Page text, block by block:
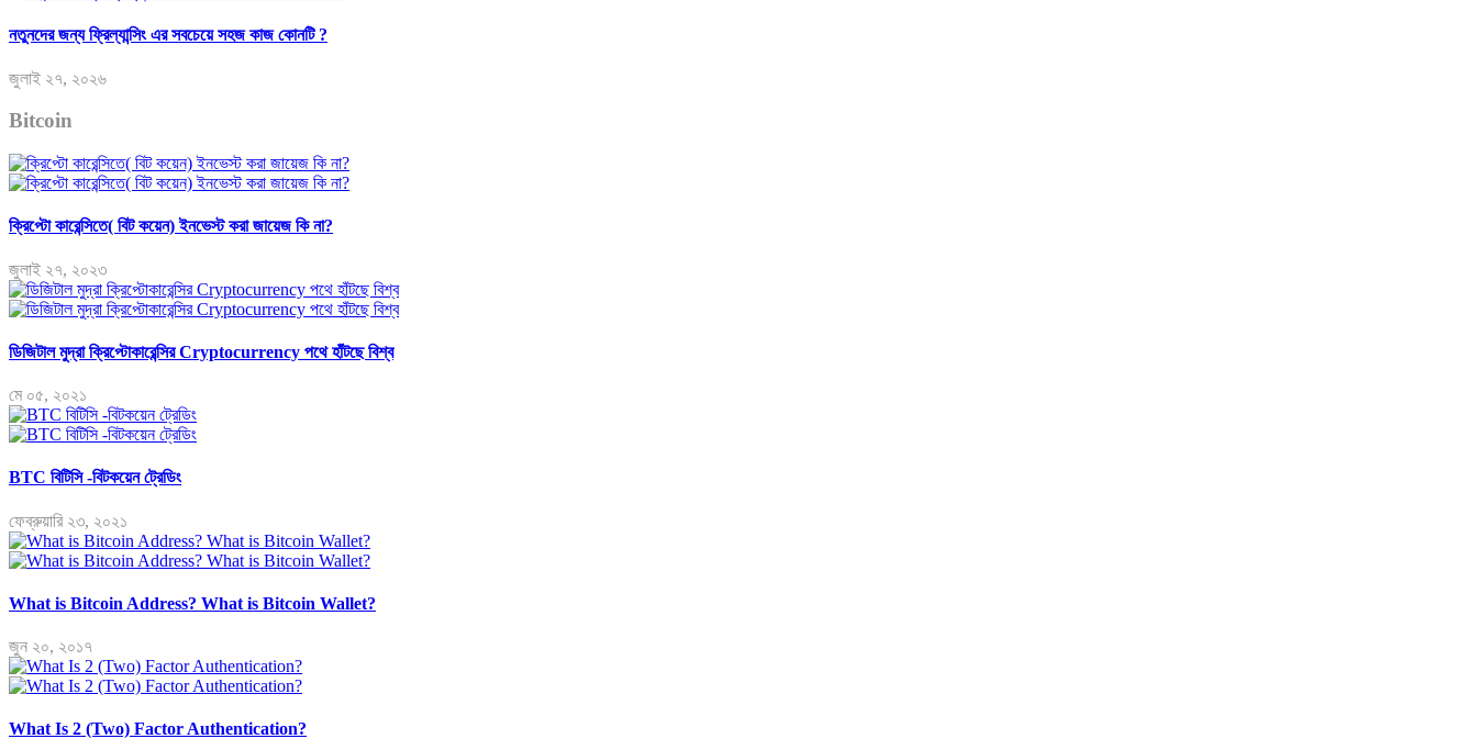
নতুনদের জন্য ফ্রিল্যান্সিং এর সবচেয়ে সহজ কাজ কোনটি ?
জুলাই ২৭, ২০২৬
Bitcoin
ক্রিপ্টো কারেন্সিতে( বিট কয়েন) ইনভেস্ট করা জায়েজ কি না?
জুলাই ২৭, ২০২৩
ডিজিটাল মুদ্রা ক্রিপ্টোকারেন্সির Cryptocurrency পথে হাঁটছে বিশ্ব
মে ০৫, ২০২১
BTC বিটিসি -বিটকয়েন ট্রেডিং
ফেব্রুয়ারি ২৩, ২০২১
What is Bitcoin Address? What is Bitcoin Wallet?
জুন ২০, ২০১৭
What Is 2 (Two) Factor Authentication?